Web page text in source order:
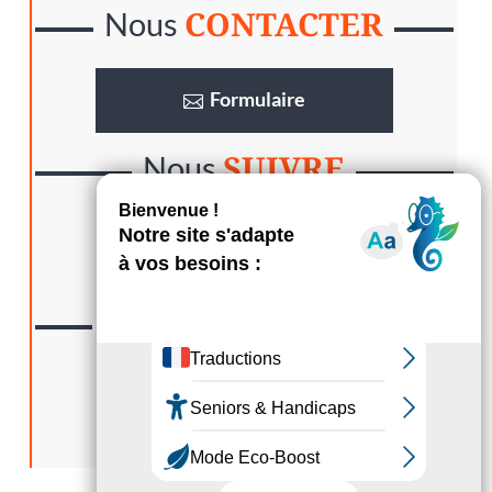
Nous CONTACTER
Formulaire
NousSUIVRE
S’abonner